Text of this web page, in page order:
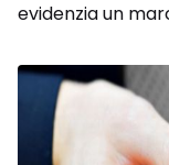
evidenzia un